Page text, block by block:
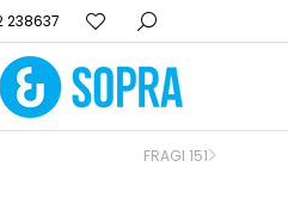
238637
FRAGI 151